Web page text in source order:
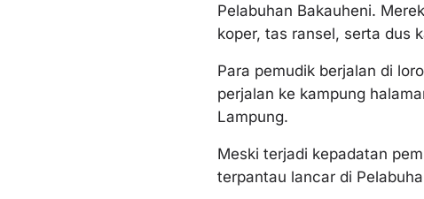
Pelabuhan Bakauheni.
koper, tas ransel, serta dus
Para pemudik berjalan di
perjalan ke kampung
Lampung.
Meski terjadi kepadatan
terpantau lancar di